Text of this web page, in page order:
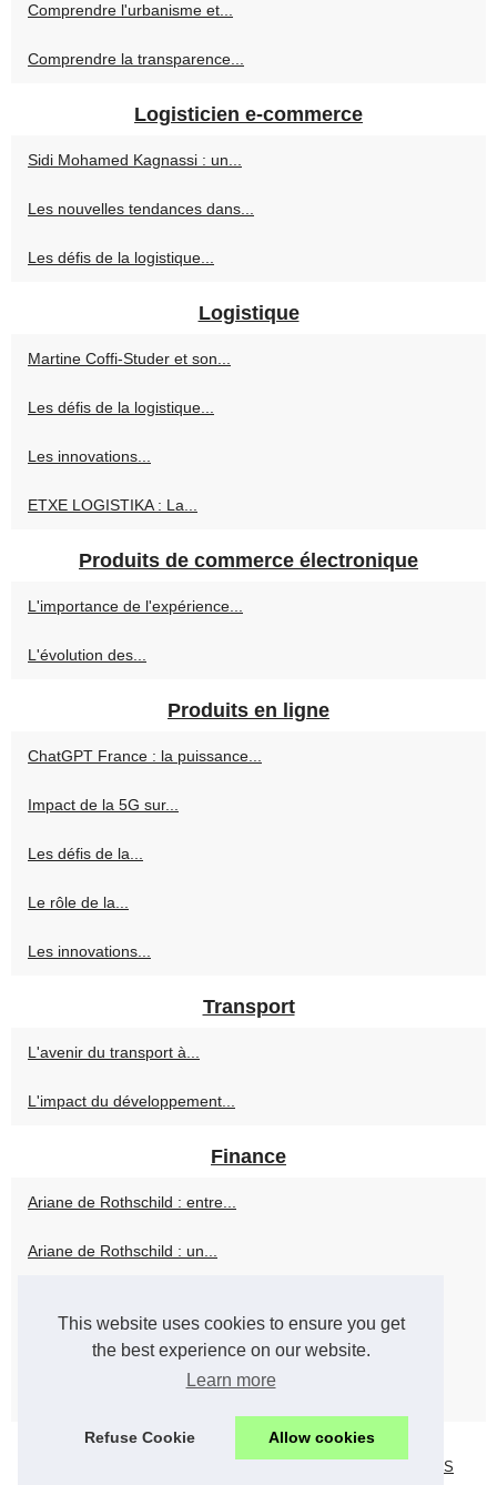
This website uses cookies to ensure you get
the best experience on our website.
Learn more
Refuse Cookie Allow cookies
Comprendre l'urbanisme et...
Comprendre la transparence...
Logisticien e-commerce
Sidi Mohamed Kagnassi : un...
Les nouvelles tendances dans...
Les défis de la logistique...
Logistique
Martine Coffi-Studer et son...
Les défis de la logistique...
Les innovations...
ETXE LOGISTIKA : La...
Produits de commerce électronique
L'importance de l'expérience...
L'évolution des...
Produits en ligne
ChatGPT France : la puissance...
Impact de la 5G sur...
Les défis de la...
Le rôle de la...
Les innovations...
Transport
L'avenir du transport à...
L'impact du développement...
Finance
Ariane de Rothschild : entre...
Ariane de Rothschild : un...
Ariane de Rothschild :...
RSS